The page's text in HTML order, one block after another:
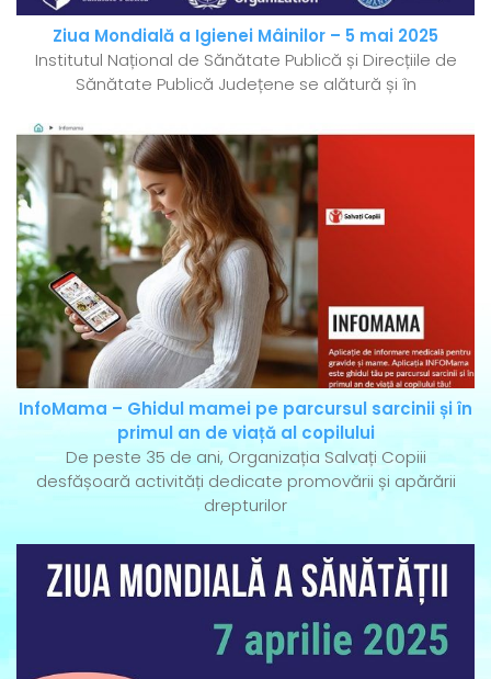
Ziua Mondială a Igienei Mâinilor – 5 mai 2025
Institutul Național de Sănătate Publică și Direcțiile de
Sănătate Publică Județene se alătură și în
InfoMama – Ghidul mamei pe parcursul sarcinii și în
primul an de viață al copilului
De peste 35 de ani, Organizația Salvați Copiii
desfășoară activități dedicate promovării și apărării
drepturilor